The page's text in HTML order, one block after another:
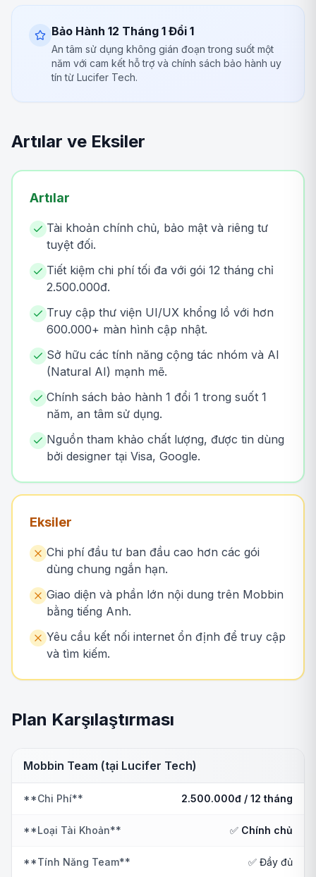
Bảo Hành 12 Tháng 1 Đổi 1
An tâm sử dụng không gián đoạn trong suốt một
năm với cam kết hỗ trợ và chính sách bảo hành uy
tín từ Lucifer Tech.
Artılar ve Eksiler
Artılar
Tài khoản chính chủ, bảo mật và riêng tư
tuyệt đối.
Tiết kiệm chi phí tối đa với gói 12 tháng chỉ
2.500.000đ.
Truy cập thư viện UI/UX khổng lồ với hơn
600.000+ màn hình cập nhật.
Sở hữu các tính năng cộng tác nhóm và AI
(Natural AI) mạnh mẽ.
Chính sách bảo hành 1 đổi 1 trong suốt 1
năm, an tâm sử dụng.
Nguồn tham khảo chất lượng, được tin dùng
bởi designer tại Visa, Google.
Eksiler
Chi phí đầu tư ban đầu cao hơn các gói
dùng chung ngắn hạn.
Giao diện và phần lớn nội dung trên Mobbin
bằng tiếng Anh.
Yêu cầu kết nối internet ổn định để truy cập
và tìm kiếm.
Plan Karşılaştırması
Mobbin Team (tại Lucifer Tech)
**Chi Phí** 2.500.000đ / 12 tháng
**Loại Tài Khoản** ✅ Chính chủ
**Tính Năng Team** ✅ Đầy đủ